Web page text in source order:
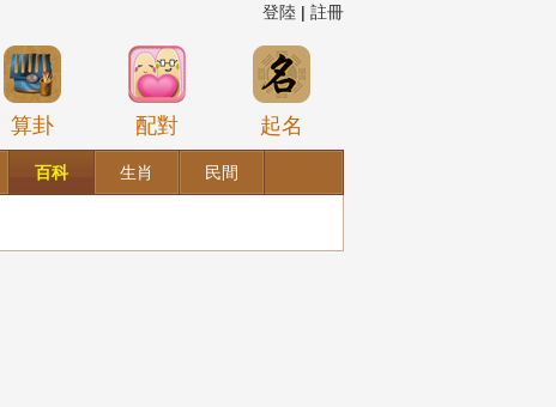
登陸 | 註冊
算卦 配對 起名
百科 生肖 民間